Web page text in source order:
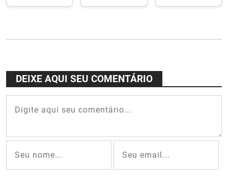
Veloso no
60
criação"
DEIXE AQUI SEU COMENTÁRIO